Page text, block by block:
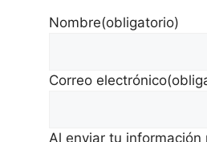
Nombre(obligatorio)
Correo electrónico
Al enviar tu información